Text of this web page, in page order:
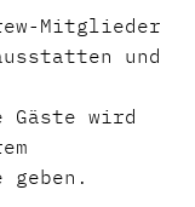
Mitglieder
und
wird
geben.